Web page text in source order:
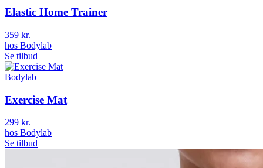
Elastic Home Trainer
359 kr.
hos Bodylab
Se tilbud
Bodylab
Exercise Mat
299 kr.
hos Bodylab
Se tilbud